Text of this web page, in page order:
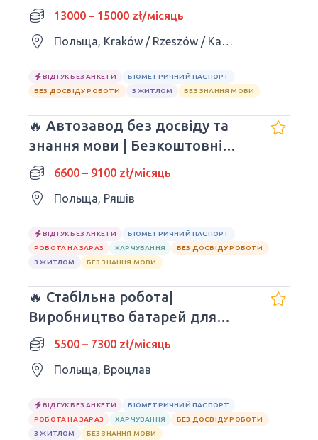
13000 – 15000 zł/місяць
Польща, Kraków / Rzeszów / Katowice / Kielce / Lublin
ВІДГУК БЕЗ АНКЕТИ
БІОМЕТРИЧНИЙ ПАСПОРТ
БЕЗ ДОСВІДУ РОБОТИ
З ЖИТЛОМ БЕЗ ЗНАННЯ МОВИ
🔥 Автозавод без досвіду та
знання мови | Безкоштовні
обіди6600 – 9100 zł/місяць
Польща, Ряшів
ВІДГУК БЕЗ АНКЕТИ
БІОМЕТРИЧНИЙ ПАСПОРТ
РОБОТА НА ЗАРАЗ
ХАРЧУВАННЯ
БЕЗ ДОСВІДУ РОБОТИ
З ЖИТЛОМ
БЕЗ ЗНАННЯ МОВИ
🔥 Стабільна робота|
Bиробництвo батарей для
авто| Wrocław
5500 – 7300 zł/місяць
Польща, Вроцлав
ВІДГУК БЕЗ АНКЕТИ
БІОМЕТРИЧНИЙ ПАСПОРТ
РОБОТА НА ЗАРАЗ
ХАРЧУВАННЯ
БЕЗ ДОСВІДУ РОБОТИ
З ЖИТЛОМ
БЕЗ ЗНАННЯ МОВИ